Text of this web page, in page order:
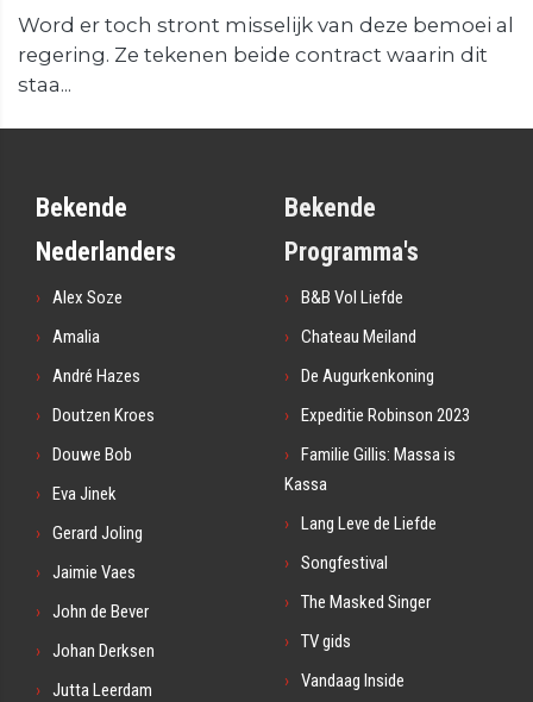
Word er toch stront misselijk van deze bemoei al
regering. Ze tekenen beide contract waarin dit
staa...
Bekende
Nederlanders
Alex Soze
Amalia
André Hazes
Doutzen Kroes
Douwe Bob
Eva Jinek
Gerard Joling
Jaimie Vaes
John de Bever
Johan Derksen
Jutta Leerdam
Bekende
Programma's
B&B Vol Liefde
Chateau Meiland
De Augurkenkoning
Expeditie Robinson 2023
Familie Gillis: Massa is
Kassa
Lang Leve de Liefde
Songfestival
The Masked Singer
TV gids
Vandaag Inside